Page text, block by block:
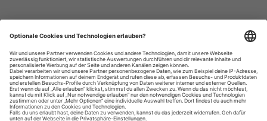
Datenschutzhinweise
Impressum
Privatsphäre-Einstellungen